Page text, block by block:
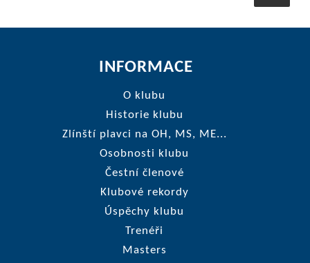
INFORMACE
O klubu
Historie klubu
Zlínští plavci na OH, MS, ME...
Osobnosti klubu
Čestní členové
Klubové rekordy
Úspěchy klubu
Trenéři
Masters